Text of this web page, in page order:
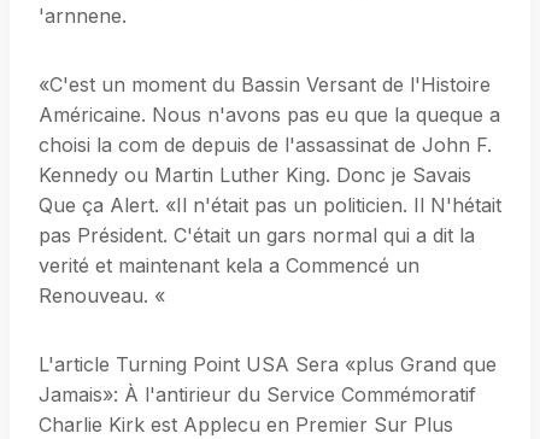
'arnnene.
«C'est un moment du Bassin Versant de l'Histoire
Américaine. Nous n'avons pas eu que la queque a
choisi la com de depuis de l'assassinat de John F.
Kennedy ou Martin Luther King. Donc je Savais
Que ça Alert. «Il n'était pas un politicien. Il N'hétait
pas Président. C'était un gars normal qui a dit la
verité et maintenant kela a Commencé un
Renouveau. «
L'article Turning Point USA Sera «plus Grand que
Jamais»: À l'antirieur du Service Commémoratif
Charlie Kirk est Applecu en Premier Sur Plus